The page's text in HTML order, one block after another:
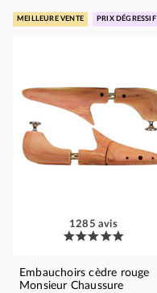
MEILLEURE VENTE PRIX DÉGRESSIF
1285 avis
Embauchoirs cèdre rouge
Monsieur Chaussure